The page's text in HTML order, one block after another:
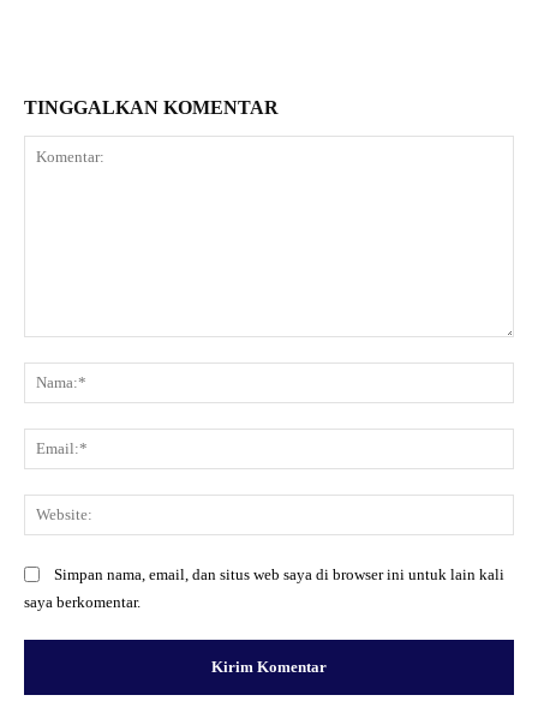
TINGGALKAN KOMENTAR
Simpan nama, email, dan situs web saya di browser ini untuk lain kali
saya berkomentar.